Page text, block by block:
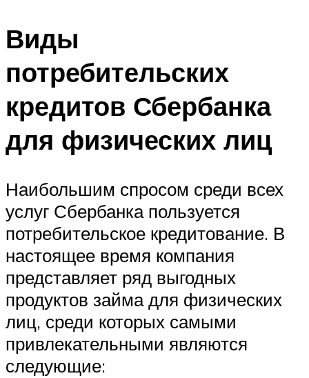
Виды
потребительских
кредитов Сбербанка
для физических лиц
Наибольшим спросом среди всех
услуг Сбербанка пользуется
потребительское кредитование. В
настоящее время компания
представляет ряд выгодных
продуктов займа для физических
лиц, среди которых самыми
привлекательными являются
следующие: